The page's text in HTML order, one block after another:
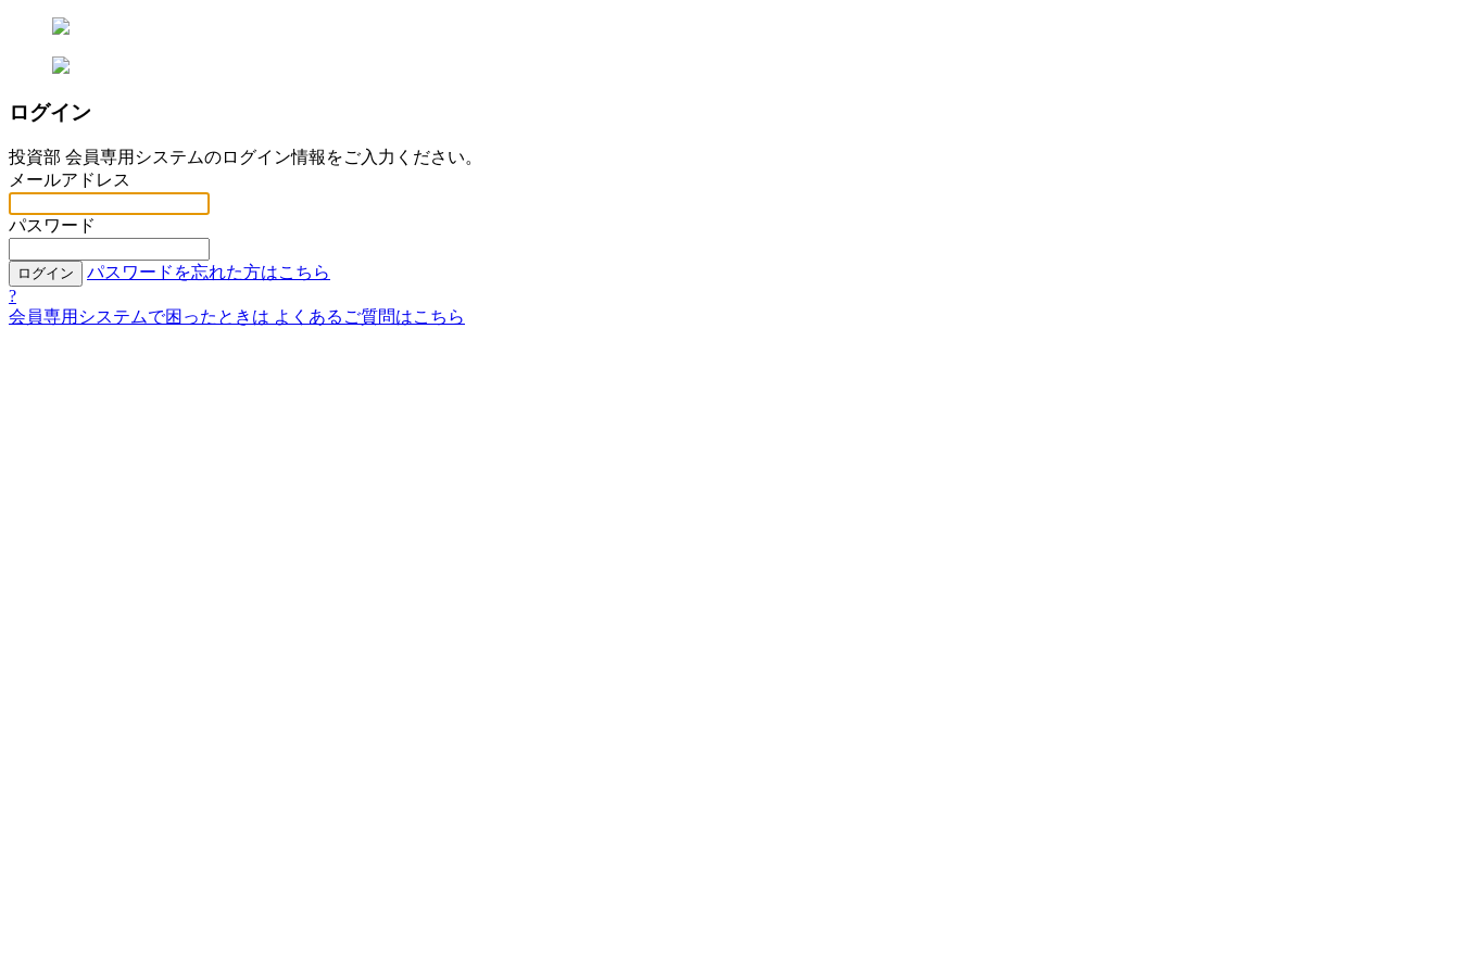
ログイン
投資部 会員専用システムのログイン情報をご入力ください。
メールアドレス
パスワード
ログイン
パスワードを忘れた方はこちら
?
会員専用システムで困ったときは よくあるご質問はこちら